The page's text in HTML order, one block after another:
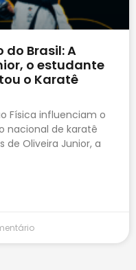
do Brasil: A
o estudante
o Karatê
Física influenciam o
nacional de karatê
de Oliveira Junior, a